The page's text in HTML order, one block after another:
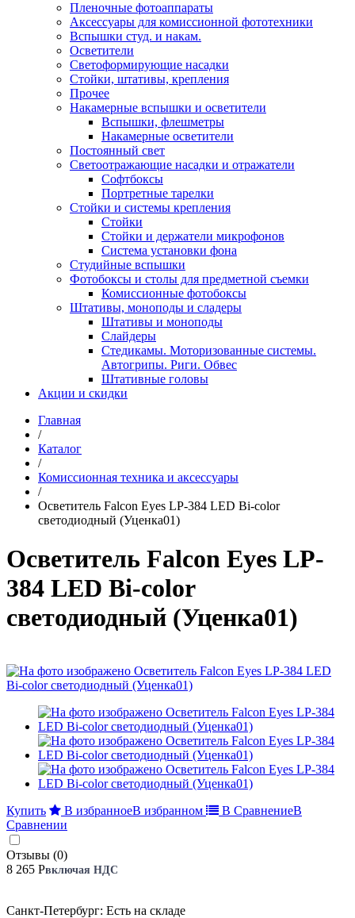
Пленочные фотоаппараты
Аксессуары для комиссионной фототехники
Вспышки студ. и накам.
Осветители
Светоформирующие насадки
Стойки, штативы, крепления
Прочее
Накамерные вспышки и осветители
Вспышки, флешметры
Накамерные осветители
Постоянный свет
Светоотражающие насадки и отражатели
Софтбоксы
Портретные тарелки
Стойки и системы крепления
Стойки
Стойки и держатели микрофонов
Система установки фона
Студийные вспышки
Фотобоксы и столы для предметной съемки
Комиссионные фотобоксы
Штативы, моноподы и сладеры
Штативы и моноподы
Слайдеры
Стедикамы. Моторизованные системы.
Автогрипы. Риги. Обвес
Штативные головы
Акции и скидки
Главная
/
Каталог
/
Комиссионная техника и аксессуары
/
Осветитель Falcon Eyes LP-384 LED Bi-color
светодиодный (Уценка01)
Осветитель Falcon Eyes LP-
384 LED Bi-color
светодиодный (Уценка01)
Купить В избранноеВ избранном В СравнениеВ
Сравнении
Отзывы (0)
8 265 Рвключая НДС
Санкт-Петербург: Есть на складе